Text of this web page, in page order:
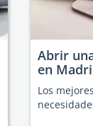
Abrir
en
Los